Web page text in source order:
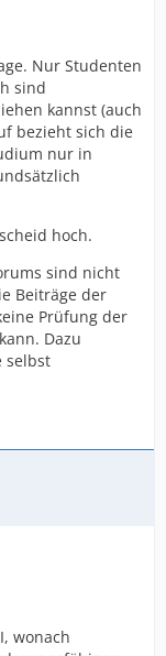
Nur Studenten
sind
kannst (auch
bezieht sich die
nur in
hoch.
sind nicht
Beiträge der
Prüfung der
Dazu
selbst
wonach